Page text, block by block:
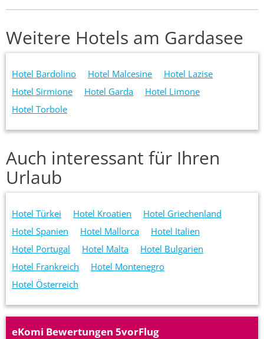
Weitere Hotels am Gardasee
Hotel Bardolino Hotel Malcesine
Hotel Lazise
Hotel Sirmione
Hotel Garda
Hotel Limone
Hotel Torbole
Auch interessant für Ihren
Urlaub
Hotel Türkei Hotel Kroatien
Hotel Griechenland
Hotel Spanien
Hotel Mallorca
Hotel Italien
Hotel Portugal
Hotel Malta
Hotel Bulgarien
Hotel Frankreich
Hotel Montenegro
Hotel Österreich
eKomi Bewertungen 5vorFlug